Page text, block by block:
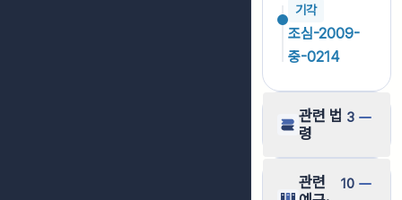
기각
조심-2009-
중-0214
관련 법
령
3
관련
10